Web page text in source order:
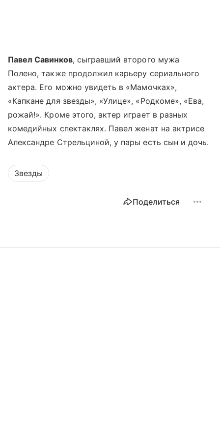
Павел Савинков, сыгравший второго мужа
Полено, также продолжил карьеру сериального
актера. Его можно увидеть в «Мамочках»,
«Капкане для звезды», «Улице», «Родкоме», «Ева,
рожай!». Кроме этого, актер играет в разных
комедийных спектаклях. Павел женат на актрисе
Александре Стрельциной, у пары есть сын и дочь.
Звезды
Поделиться